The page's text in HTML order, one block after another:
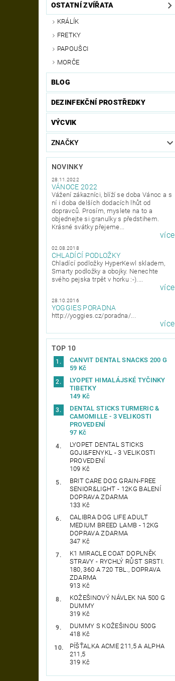
OSTATNÍ ZVÍŘATA
KRÁLÍK
FRETKY
PAPOUŠCI
MORČE
BLOG
DEZINFEKČNÍ PROSTŘEDKY
VÝCVIK
ZNAČKY
NOVINKY
28.11.2022
VÁNOCE 2022
Vážení zákazníci, blíží se doba Vánoc a s
ní i doba delších dodacích lhůt od
dopravců. Prosím, myslete na to a
objednejte si granulky s předstihem.
Krásné svátky přejeme...
více
02.08.2018
CHLADÍCÍ PODLOŽKY
Chladící podložky HyperKewl skladem,
Smarty podložky a obojky. Nenechte
svého pejska trpět v horku :-)....
více
28.10.2016
YOGGIES PORADNA
http://yoggies.cz/poradna/...
více
TOP 10
CANVIT DENTAL SNACKS 200 G
59 Kč
LYOPET HIMALÁJSKÉ TYČINKY
TIBETKY
149 Kč
DENTAL STICKS TURMERIC &
CAMOMILLE - 3 VELIKOSTI
PROVEDENÍ
97 Kč
LYOPET DENTAL STICKS
GOJI&FENYKL - 3 VELIKOSTI
PROVEDENÍ
109 Kč
BRIT CARE DOG GRAIN-FREE
SENIOR&LIGHT - 12KG BALENÍ
DOPRAVA ZDARMA
133 Kč
CALIBRA DOG LIFE ADULT
MEDIUM BREED LAMB - 12KG
DOPRAVA ZDARMA
347 Kč
K1 MIRACLE COAT DOPLNĚK
STRAVY - RYCHLÝ RŮST SRSTI.
180, 360 A 720 TBL., DOPRAVA
ZDARMA
913 Kč
KOŽEŠINOVÝ NÁVLEK NA 500 G
DUMMY
319 Kč
DUMMY S KOŽEŠINOU 500G
418 Kč
PÍŠŤALKA ACME 211,5 A ALPHA
211,5
319 Kč